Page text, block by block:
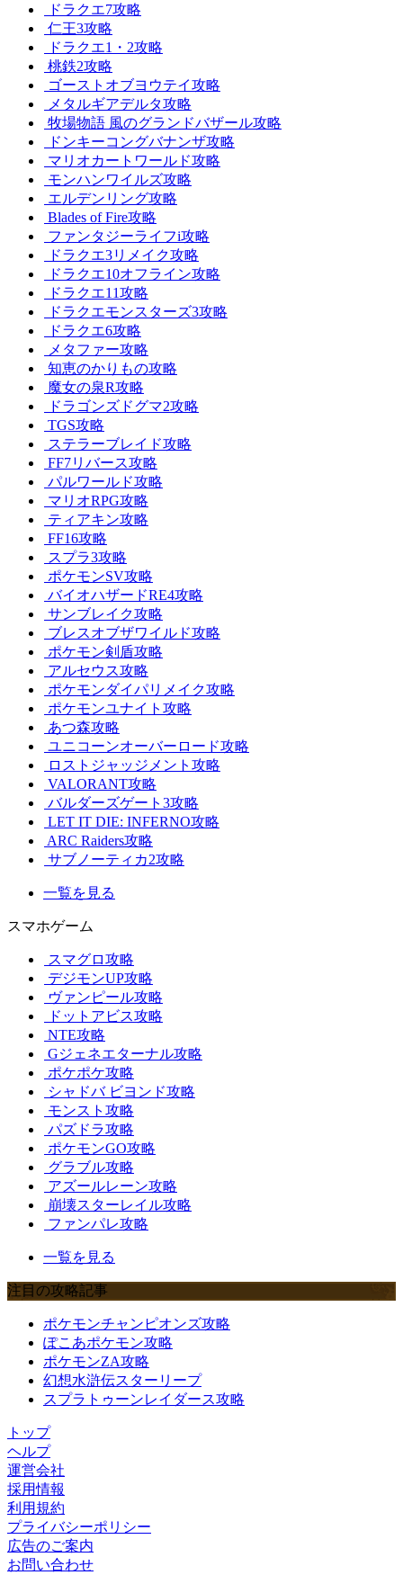
ドラクエ7攻略
仁王3攻略
ドラクエ1・2攻略
桃鉄2攻略
ゴーストオブヨウテイ攻略
メタルギアデルタ攻略
牧場物語 風のグランドバザール攻略
ドンキーコングバナンザ攻略
マリオカートワールド攻略
モンハンワイルズ攻略
エルデンリング攻略
Blades of Fire攻略
ファンタジーライフi攻略
ドラクエ3リメイク攻略
ドラクエ10オフライン攻略
ドラクエ11攻略
ドラクエモンスターズ3攻略
ドラクエ6攻略
メタファー攻略
知恵のかりもの攻略
魔女の泉R攻略
ドラゴンズドグマ2攻略
TGS攻略
ステラーブレイド攻略
FF7リバース攻略
パルワールド攻略
マリオRPG攻略
ティアキン攻略
FF16攻略
スプラ3攻略
ポケモンSV攻略
バイオハザードRE4攻略
サンブレイク攻略
ブレスオブザワイルド攻略
ポケモン剣盾攻略
アルセウス攻略
ポケモンダイパリメイク攻略
ポケモンユナイト攻略
あつ森攻略
ユニコーンオーバーロード攻略
ロストジャッジメント攻略
VALORANT攻略
バルダーズゲート3攻略
LET IT DIE: INFERNO攻略
ARC Raiders攻略
サブノーティカ2攻略
一覧を見る
スマホゲーム
スマグロ攻略
デジモンUP攻略
ヴァンピール攻略
ドットアビス攻略
NTE攻略
Gジェネエターナル攻略
ポケポケ攻略
シャドバ ビヨンド攻略
モンスト攻略
パズドラ攻略
ポケモンGO攻略
グラブル攻略
アズールレーン攻略
崩壊スターレイル攻略
ファンパレ攻略
一覧を見る
注目の攻略記事
ポケモンチャンピオンズ攻略
ぽこあポケモン攻略
ポケモンZA攻略
幻想水滸伝スターリープ
スプラトゥーンレイダース攻略
トップ
ヘルプ
運営会社
採用情報
利用規約
プライバシーポリシー
広告のご案内
お問い合わせ